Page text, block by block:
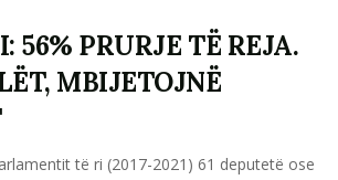
56% PRURJE TË REJA.
MBIJETOJNË
të ri (2017-2021) 61 deputetë ose